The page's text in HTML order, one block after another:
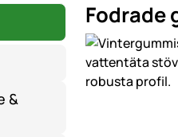
&
Fodrade
Produktgaleri